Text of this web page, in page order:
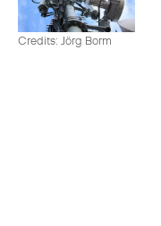
Credits: Jörg Borm